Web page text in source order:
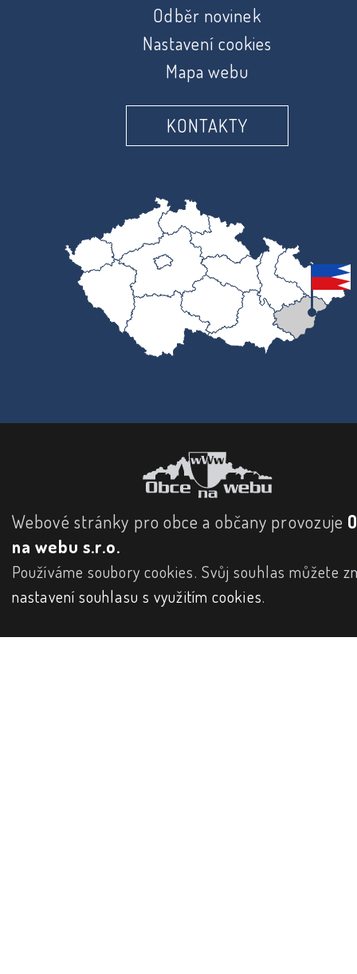
Odběr novinek
Nastavení cookies
Mapa webu
KONTAKTY
Webové stránky pro obce a občany provozuje
na webu s.r.o.
Používáme soubory cookies. Svůj souhlas můžete
nastavení souhlasu s využitím cookies.